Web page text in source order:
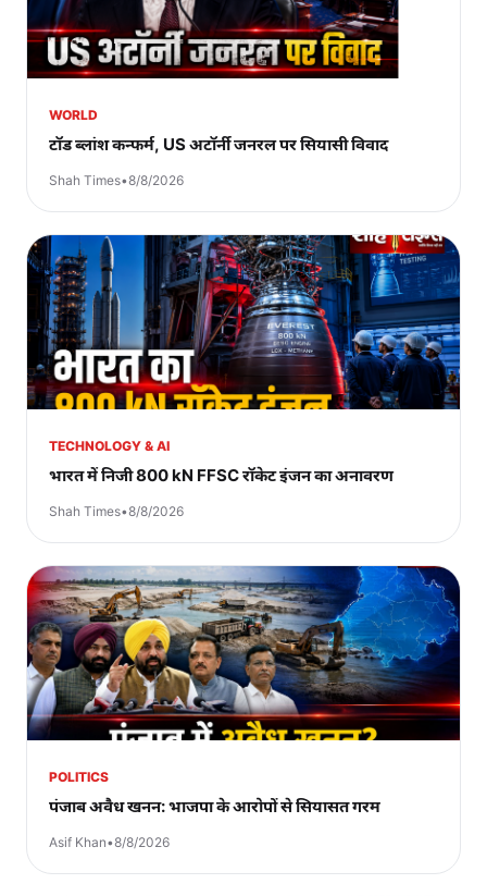
WORLD
टॉड ब्लांश कन्फर्म, US अटॉर्नी जनरल पर सियासी विवाद
Shah Times•8/8/2026
TECHNOLOGY & AI
भारत में निजी 800 kN FFSC रॉकेट इंजन का अनावरण
Shah Times•8/8/2026
POLITICS
पंजाब अवैध खनन: भाजपा के आरोपों से सियासत गरम
Asif Khan•8/8/2026